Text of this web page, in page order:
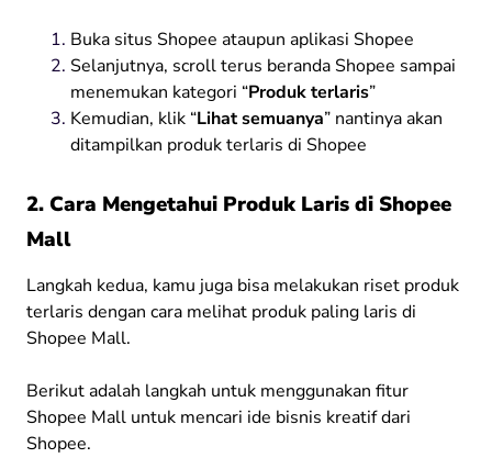
Buka situs Shopee ataupun aplikasi Shopee
Selanjutnya, scroll terus beranda Shopee sampai
menemukan kategori “Produk terlaris”
Kemudian, klik “Lihat semuanya” nantinya akan
ditampilkan produk terlaris di Shopee
2. Cara Mengetahui Produk Laris di Shopee
Mall
Langkah kedua, kamu juga bisa melakukan riset produk
terlaris dengan cara melihat produk paling laris di
Shopee Mall.
Berikut adalah langkah untuk menggunakan fitur
Shopee Mall untuk mencari ide bisnis kreatif dari
Shopee.